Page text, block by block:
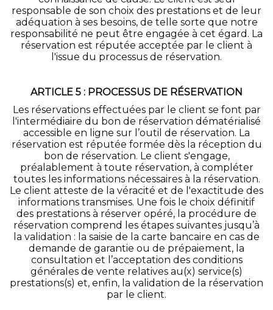
responsable de son choix des prestations et de leur
adéquation à ses besoins, de telle sorte que notre
responsabilité ne peut être engagée à cet égard. La
réservation est réputée acceptée par le client à
l'issue du processus de réservation.
ARTICLE 5 : PROCESSUS DE RÉSERVATION
Les réservations effectuées par le client se font par
l'intermédiaire du bon de réservation dématérialisé
accessible en ligne sur l’outil de réservation. La
réservation est réputée formée dès la réception du
bon de réservation. Le client s'engage,
préalablement à toute réservation, à compléter
toutes les informations nécessaires à la réservation.
Le client atteste de la véracité et de l'exactitude des
informations transmises. Une fois le choix définitif
des prestations à réserver opéré, la procédure de
réservation comprend les étapes suivantes jusqu’à
la validation : la saisie de la carte bancaire en cas de
demande de garantie ou de prépaiement, la
consultation et l’acceptation des conditions
générales de vente relatives au(x) service(s)
prestations(s) et, enfin, la validation de la réservation
par le client.